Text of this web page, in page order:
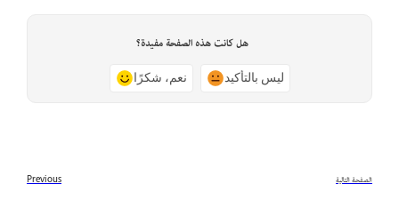
هل كانت هذه الصفحة مفيدة؟
نعم، شكرًا ليس بالتأكيد
Previous الصفحة التالية